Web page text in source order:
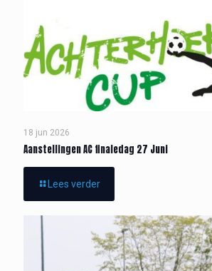
18 jun 2026
Aanstellingen AC finaledag 27 Juni
Lees verder